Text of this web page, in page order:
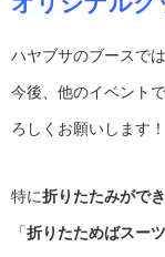
ハヤブサのブースで
今後、他のイベント
ろしくお願いします！
特に折りたたみがで
「折りたためばスー